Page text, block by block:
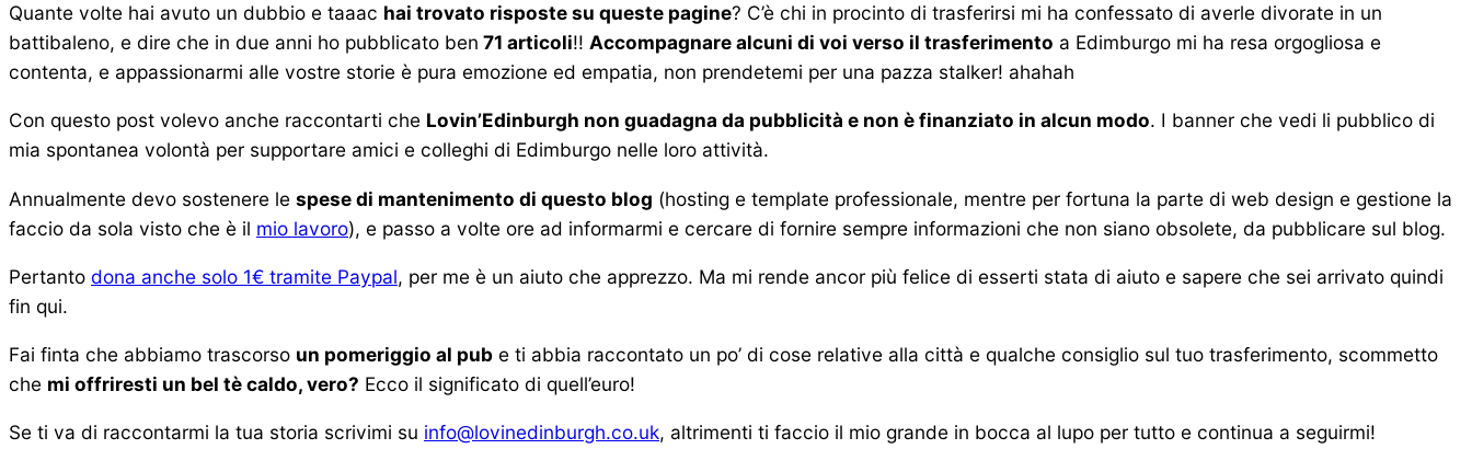
Quante volte hai avuto un dubbio e taaac hai trovato risposte su queste pagine? C’è chi in procinto di trasferirsi mi ha confessato di averle divorate in un
battibaleno, e dire che in due anni ho pubblicato ben 71 articoli!! Accompagnare alcuni di voi verso il trasferimento a Edimburgo mi ha resa orgogliosa e
contenta, e appassionarmi alle vostre storie è pura emozione ed empatia, non prendetemi per una pazza stalker! ahahah
Con questo post volevo anche raccontarti che Lovin’Edinburgh non guadagna da pubblicità e non è finanziato in alcun modo. I banner che vedi li pubblico di
mia spontanea volontà per supportare amici e colleghi di Edimburgo nelle loro attività.
Annualmente devo sostenere le spese di mantenimento di questo blog (hosting e template professionale, mentre per fortuna la parte di web design e gestione la
faccio da sola visto che è il mio lavoro), e passo a volte ore ad informarmi e cercare di fornire sempre informazioni che non siano obsolete, da pubblicare sul blog.
Pertanto dona anche solo 1€ tramite Paypal, per me è un aiuto che apprezzo. Ma mi rende ancor più felice di esserti stata di aiuto e sapere che sei arrivato quindi
fin qui.
Fai finta che abbiamo trascorso un pomeriggio al pub e ti abbia raccontato un po’ di cose relative alla città e qualche consiglio sul tuo trasferimento, scommetto
che mi offriresti un bel tè caldo, vero? Ecco il significato di quell’euro!
Se ti va di raccontarmi la tua storia scrivimi su info@lovinedinburgh.co.uk, altrimenti ti faccio il mio grande in bocca al lupo per tutto e continua a seguirmi!